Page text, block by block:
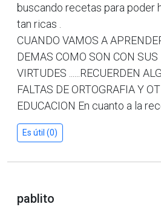
buscando recetas para poder
tan ricas .
CUANDO VAMOS A
DEMAS COMO SON CON SUS
VIRTUDES ......RECUERDEN
FALTAS DE ORTOGRAFIA Y
EDUCACION En cuanto a la
Es útil (0)
pablito